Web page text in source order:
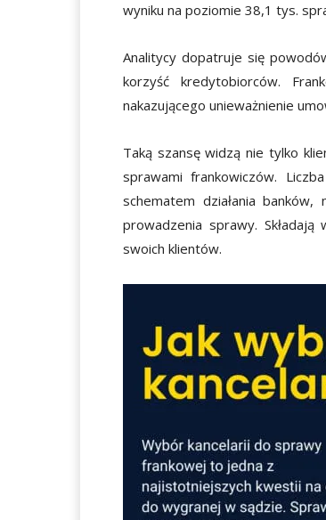
wyniku na poziomie 38,1 tys.
Analitycy dopatruje się
korzyść kredytobiorców.
nakazującego unieważnienie
Taką szansę widzą nie tylko
sprawami frankowiczów.
schematem działania
prowadzenia sprawy.
swoich klientów.